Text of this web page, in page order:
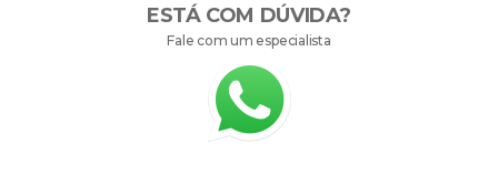
ESTÁ COM DÚVIDA?
Fale com um especialista